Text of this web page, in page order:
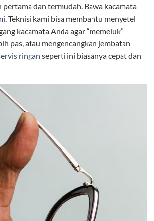
pertama dan termudah. Bawa kacamata
. Teknisi kami bisa membantu menyetel
kacamata Anda agar “memeluk”
pas, atau mengencangkan jembatan
ringan seperti ini biasanya cepat dan